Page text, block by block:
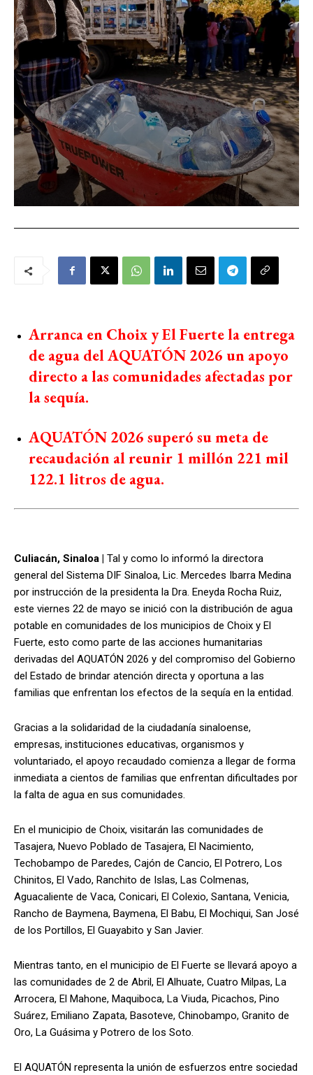
Arranca en Choix y El Fuerte la entrega
de agua del AQUATÓN 2026 un apoyo
directo a las comunidades afectadas por
la sequía.
AQUATÓN 2026 superó su meta de
recaudación al reunir 1 millón 221 mil
122.1 litros de agua.
Culiacán, Sinaloa | Tal y como lo informó la directora
general del Sistema DIF Sinaloa, Lic. Mercedes Ibarra Medina
por instrucción de la presidenta la Dra. Eneyda Rocha Ruiz,
este viernes 22 de mayo se inició con la distribución de agua
potable en comunidades de los municipios de Choix y El
Fuerte, esto como parte de las acciones humanitarias
derivadas del AQUATÓN 2026 y del compromiso del Gobierno
del Estado de brindar atención directa y oportuna a las
familias que enfrentan los efectos de la sequía en la entidad.
Gracias a la solidaridad de la ciudadanía sinaloense,
empresas, instituciones educativas, organismos y
voluntariado, el apoyo recaudado comienza a llegar de forma
inmediata a cientos de familias que enfrentan dificultades por
la falta de agua en sus comunidades.
En el municipio de Choix, visitarán las comunidades de
Tasajera, Nuevo Poblado de Tasajera, El Nacimiento,
Techobampo de Paredes, Cajón de Cancio, El Potrero, Los
Chinitos, El Vado, Ranchito de Islas, Las Colmenas,
Aguacaliente de Vaca, Conicari, El Colexio, Santana, Venicia,
Rancho de Baymena, Baymena, El Babu, El Mochiqui, San José
de los Portillos, El Guayabito y San Javier.
Mientras tanto, en el municipio de El Fuerte se llevará apoyo a
las comunidades de 2 de Abril, El Alhuate, Cuatro Milpas, La
Arrocera, El Mahone, Maquiboca, La Viuda, Picachos, Pino
Suárez, Emiliano Zapata, Basoteve, Chinobampo, Granito de
Oro, La Guásima y Potrero de los Soto.
El AQUATÓN representa la unión de esfuerzos entre sociedad